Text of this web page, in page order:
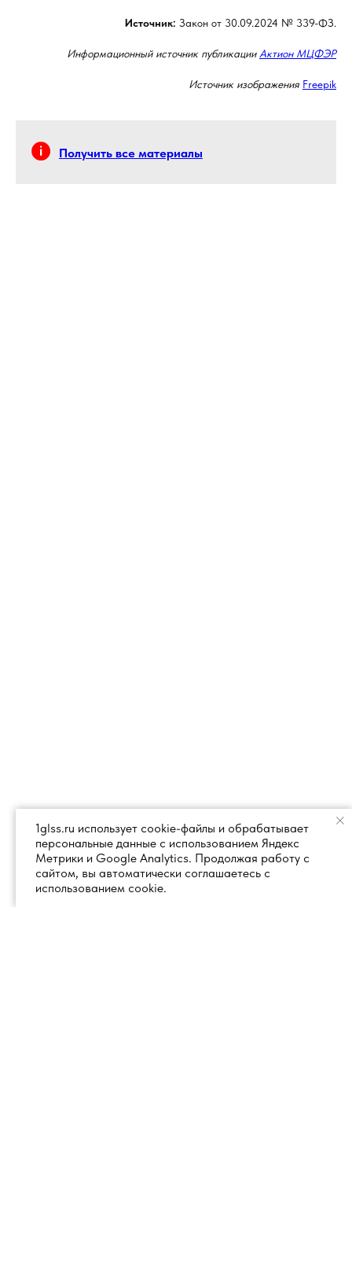
Источник: Закон от 30.09.2024 № 339-ФЗ.
Информационный источник публикации Актион МЦФЭР
Источник изображения Freepik
Получить все материалы
1glss.ru использует cookie-файлы и обрабатывает
персональные данные с использованием Яндекс
Метрики и Google Analytics. Продолжая работу с
сайтом, вы автоматически соглашаетесь с
использованием cookie.